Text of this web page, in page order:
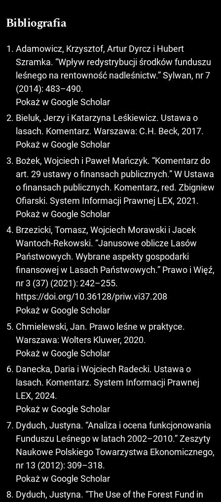
Bibliografia
Adamowicz, Krzysztof, Artur Dyrcz i Hubert
Szramka. “Wpływ redystrybucji środków funduszu
leśnego na rentowność nadleśnictw.” Sylwan, nr 7
(2014): 483–490.
Pokaż w Google Scholar
Bieluk, Jerzy i Katarzyna Leśkiewicz. Ustawa o
lasach. Komentarz. Warszawa: C.H. Beck, 2017.
Pokaż w Google Scholar
Bożek, Wojciech i Paweł Mańczyk. “Komentarz do
art. 29 ustawy o finansach publicznych.” W Ustawa
o finansach publicznych. Komentarz, red. Zbigniew
Ofiarski. System Informacji Prawnej LEX, 2021.
Pokaż w Google Scholar
Brzezicki, Tomasz, Wojciech Morawski i Jacek
Wantoch-Rekowski. “Janusowe oblicze Lasów
Państwowych. Wybrane aspekty gospodarki
finansowej w Lasach Państwowych.” Prawo i Więź,
nr 3 (37) (2021): 242–255.
https://doi.org/10.36128/priw.vi37.208
Pokaż w Google Scholar
Chmielewski, Jan. Prawo leśne w praktyce.
Warszawa: Wolters Kluwer, 2020.
Pokaż w Google Scholar
Danecka, Daria i Wojciech Radecki. Ustawa o
lasach. Komentarz. System Informacji Prawnej
LEX, 2024.
Pokaż w Google Scholar
Dyduch, Justyna. “Analiza i ocena funkcjonowania
Funduszu Leśnego w latach 2002–2010.” Zeszyty
Naukowe Polskiego Towarzystwa Ekonomicznego,
nr 13 (2012): 309–318.
Pokaż w Google Scholar
Dyduch, Justyna. “The Use of the Forest Fund in